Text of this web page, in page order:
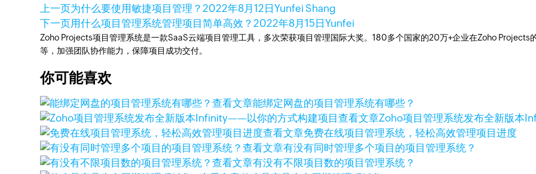
上一页为什么要使用敏捷项目管理？2022年8月12日Yunfei Shang
下一页用什么项目管理系统管理项目简单高效？2022年8月15日Yunfei
Zoho Projects项目管理系统是一款SaaS云端项目管理工具，多次荣获项目管理国际大奖。180多个国家的20万+企业在Zoho Projects
等，加强团队协作能力，保障项目成功交付。
你可能喜欢
查看文章能绑定网盘的项目管理系统有哪些？
查看文章Zoho项目管理系统发布全新版本
查看文章免费在线项目管理系统，轻松高效管理项目进度
查看文章有没有同时管理多个项目的项目管理系统？
查看文章有没有不限项目数的项目管理系统？